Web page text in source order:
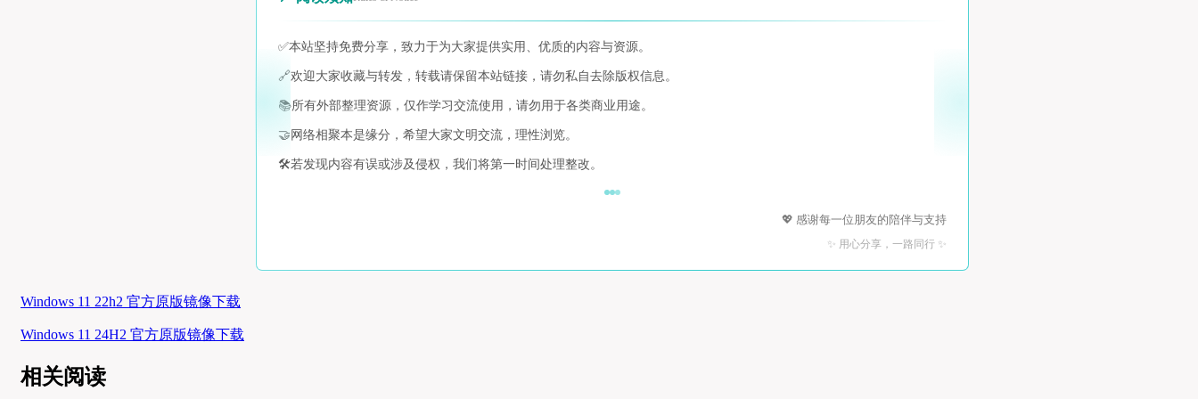
✅本站坚持免费分享，致力于为大家提供实用、优质的内容与资源。
🔗欢迎大家收藏与转发，转载请保留本站链接，请勿私自去除版权信息。
📚所有外部整理资源，仅作学习交流使用，请勿用于各类商业用途。
🤝 网络相聚本是缘分，希望大家文明交流，理性浏览。
🛠️若发现内容有误或涉及侵权，我们将第一时间处理整改。
💖 感谢每一位朋友的陪伴与支持
✨ 用心分享，一路同行 ✨
Windows 11 22h2 官方原版镜像下载
Windows 11 24H2 官方原版镜像下载
相关阅读